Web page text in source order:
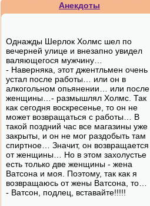
Анекдоты
Однажды Шерлок Холмс шел по
вечерней улице и внезапно увидел
валяющегося мужчину…
- Наверняка, этот джентльмен очень
устал после работы… или он в
алкогольном опьянении… или после
женщины…- размышлял Холмс. Так
как сегодня воскресенье, то он не
может возвращаться с работы… В
такой поздний час все магазины уже
закрыты, и он не мог раздобыть там
спиртное… Значит, он возвращается
от женщины… Но в этом захолустье
есть только две женщины - жена
Ватсона и моя. Поэтому, так как я
возвращаюсь от жены Ватсона, то…
- Ватсон, подлец, вставайте!!!!!